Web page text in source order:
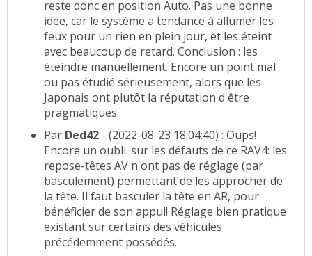
reste donc en position Auto. Pas une bonne
idée, car le système a tendance à allumer les
feux pour un rien en plein jour, et les éteint
avec beaucoup de retard. Conclusion : les
éteindre manuellement. Encore un point mal
ou pas étudié sérieusement, alors que les
Japonais ont plutôt la réputation d'être
pragmatiques.
Par Ded42 - (2022-08-23 18:04:40) : Oups!
Encore un oubli. sur les défauts de ce RAV4: les
repose-têtes AV n'ont pas de réglage (par
basculement) permettant de les approcher de
la tête. Il faut basculer la tête en AR, pour
bénéficier de son appui! Réglage bien pratique
existant sur certains des véhicules
précédemment possédés.